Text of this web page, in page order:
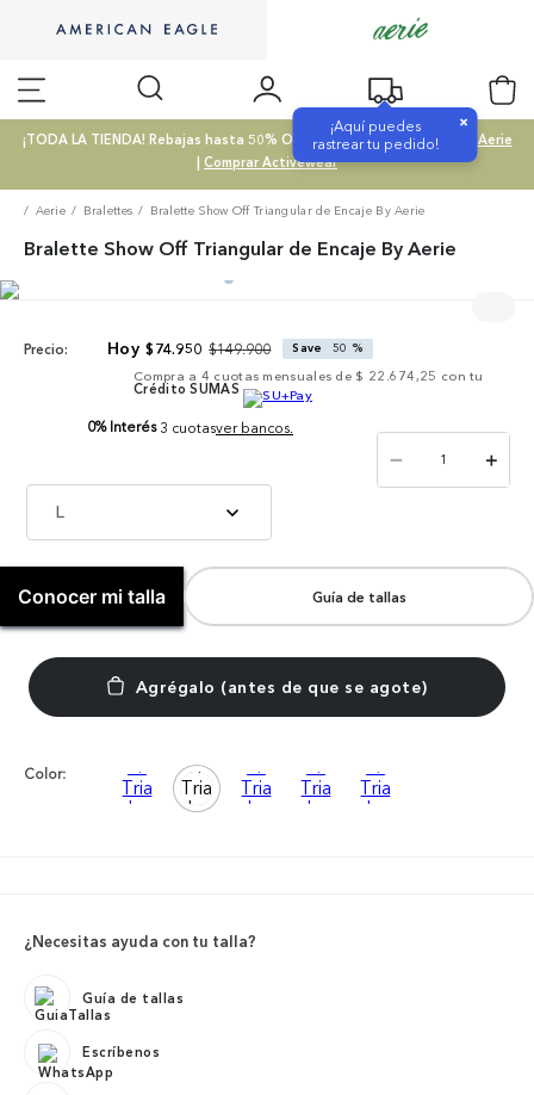
¡Aquí puedes
rastrear tu pedido!
×
¡TODA LA TIENDA! Rebajas hasta 50% OFF |Comprar SALE|Comprar Aerie
| Comprar Activewear
Aerie Bralettes Bralette Show Off Triangular de Encaje By Aerie
Bralette Show Off Triangular de Encaje By Aerie
Precio: $74.950 $149.900 Save 50 %
Compra a 4 cuotas mensuales de $ 22.674,25 con tu
Crédito SUMAS
0% Interés 3 cuotasver bancos.
L
＋
－
Conocer mi talla Guía de tallas
Color:
¿Necesitas ayuda con tu talla?
Guía de tallas
Escríbenos